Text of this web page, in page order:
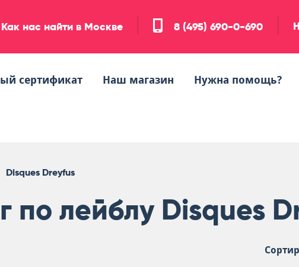
Как нас найти в Москве 8 (495) 690-0-690
сертификат Наш магазин Нужна помощь?
Disques Dreyfus
по лейблу Disques